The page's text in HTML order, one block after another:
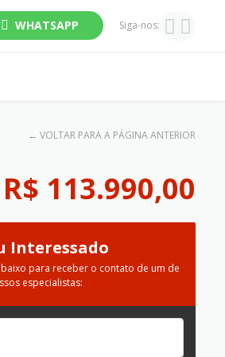
WHATSAPP Siga-nos:
← VOLTAR PARA A PÁGINA ANTERIOR
R$ 113.990,00
Interessado
para receber o contato de um de
especialistas: